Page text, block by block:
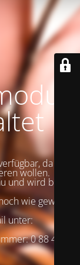
da wir
wollen.
und wird bald
wie gewohnt
unter:
0 88 41 / 6